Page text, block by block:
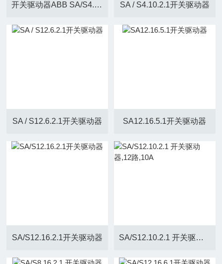
开关驱动器ABB SA/S4.16.5.1 SA / S4.10.2.1开关驱动器
SA / S12.6.2.1开关驱动器 SA12.16.5.1开关驱动器
SA/S12.16.2.1开关驱动器 SA/S12.10.2.1 开关驱动器,12路,10A